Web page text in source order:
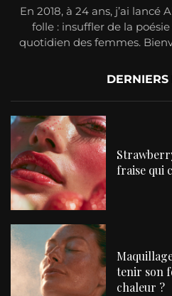
En 2018, à 24 ans, j’ai lancé
folle : insuffler de la
quotidien des femmes.
DERNIERS
fraise qui
tenir son
chaleur ?